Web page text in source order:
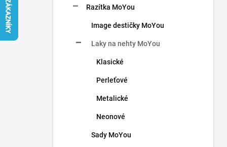
Razítka MoYou
Image destičky MoYou
Laky na nehty MoYou
Klasické
Perleťové
Metalické
Neonové
Sady MoYou